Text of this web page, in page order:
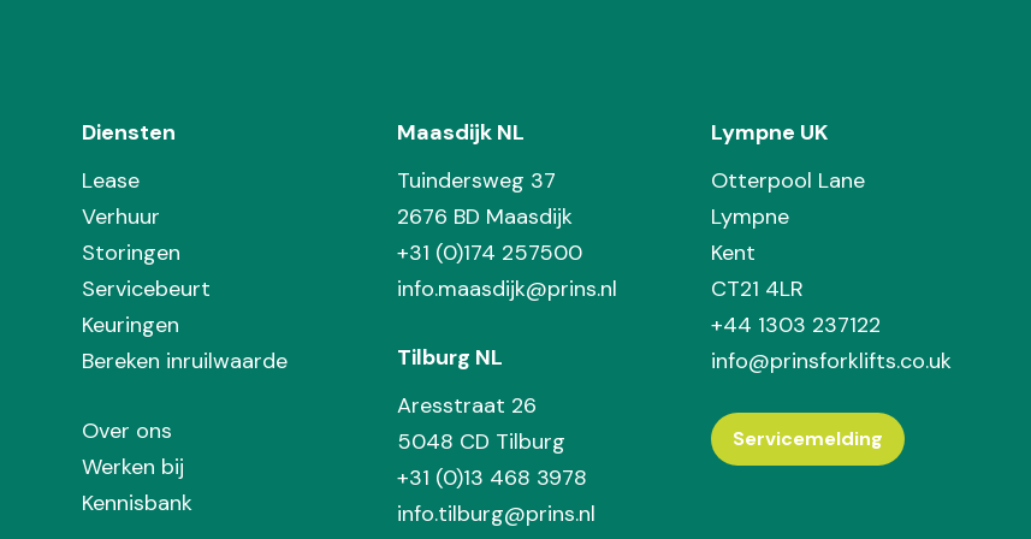
Diensten
Lease
Verhuur
Storingen
Servicebeurt
Keuringen
Bereken inruilwaarde
Over ons
Werken bij
Kennisbank
Maasdijk NL
Tuindersweg 37
2676 BD Maasdijk
+31 (0)174 257500
info.maasdijk@prins.nl
Tilburg NL
Aresstraat 26
5048 CD Tilburg
+31 (0)13 468 3978
info.tilburg@prins.nl
Lympne UK
Otterpool Lane
Lympne
Kent
CT21 4LR
+44 1303 237122
info@prinsforklifts.co.uk
Servicemelding